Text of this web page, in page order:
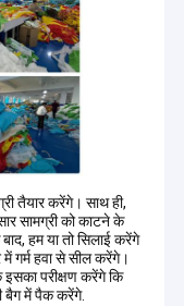
तैयार करेंगे। साथ ही,
सामग्री को काटने के
हम या तो सिलाई करेंगे
गर्म हवा से सील करेंगे।
परीक्षण करेंगे कि
बैग में पैक करेंगे.